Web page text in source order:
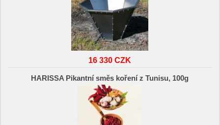
16 330 CZK
HARISSA Pikantní směs koření z Tunisu, 100g